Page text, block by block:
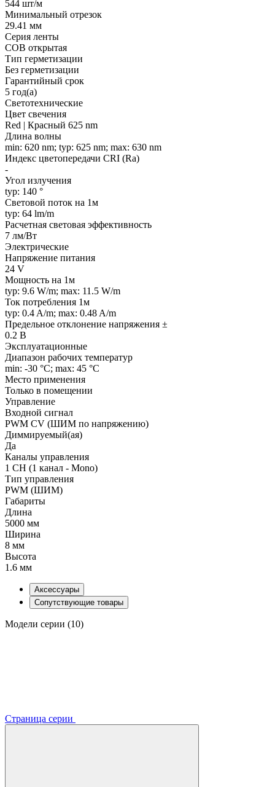
544 шт/м
Минимальный отрезок
29.41 мм
Серия ленты
COB открытая
Тип герметизации
Без герметизации
Гарантийный срок
5 год(а)
Светотехнические
Цвет свечения
Red | Красный 625 nm
Длина волны
min: 620 nm; typ: 625 nm; max: 630 nm
Индекс цветопередачи CRI (Ra)
-
Угол излучения
typ: 140 °
Световой поток на 1м
typ: 64 lm/m
Расчетная световая эффективность
7 лм/Вт
Электрические
Напряжение питания
24 V
Мощность на 1м
typ: 9.6 W/m; max: 11.5 W/m
Ток потребления 1м
typ: 0.4 A/m; max: 0.48 A/m
Предельное отклонение напряжения ±
0.2 В
Эксплуатационные
Диапазон рабочих температур
min: -30 °C; max: 45 °C
Место применения
Только в помещении
Управление
Входной сигнал
PWM СV (ШИМ по напряжению)
Диммируемый(ая)
Да
Каналы управления
1 CH (1 канал - Mono)
Тип управления
PWM (ШИМ)
Габариты
Длина
5000 мм
Ширина
8 мм
Высота
1.6 мм
Аксессуары
Сопутствующие товары
Модели серии (10)
Страница серии